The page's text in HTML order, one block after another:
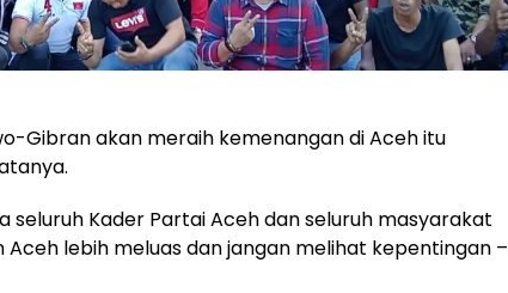
Gibran akan meraih kemenangan di Aceh itu
seluruh Kader Partai Aceh dan seluruh masyarakat
lebih meluas dan jangan melihat kepentingan –